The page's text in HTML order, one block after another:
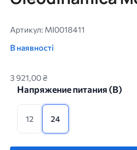
Артикул: MI0018411
В наявності
3 921,00 ₴
Напряжение питания (B)
12 24